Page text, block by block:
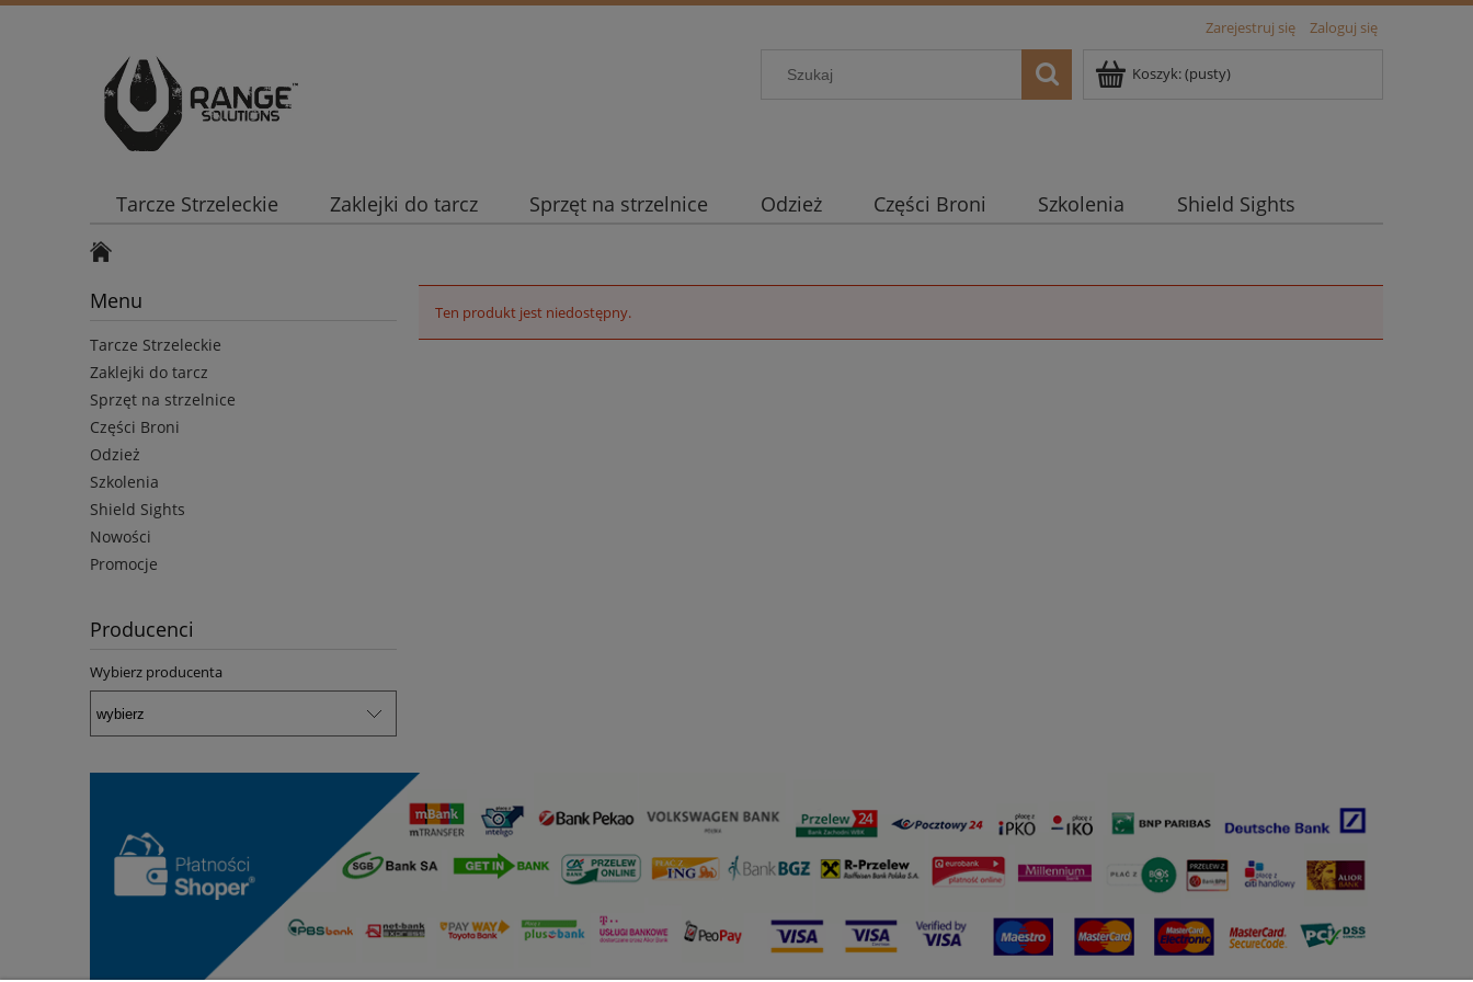
Zarejestruj się Zaloguj się
Koszyk:(pusty)
Tarcze Strzeleckie Zaklejki do tarcz Sprzęt na strzelnice Odzież Części Broni Szkolenia Shield Sights
Menu
Tarcze Strzeleckie
Zaklejki do tarcz
Sprzęt na strzelnice
Części Broni
Odzież
Szkolenia
Shield Sights
Nowości
Promocje
Producenci
Wybierz producenta
Ten produkt jest niedostępny.